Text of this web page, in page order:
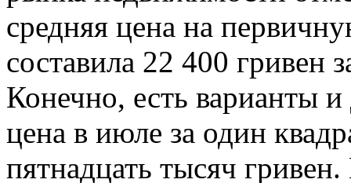
средняя цена на
составила 22 400 гривен
Конечно, есть варианты
цена в июле за один
пятнадцать тысяч